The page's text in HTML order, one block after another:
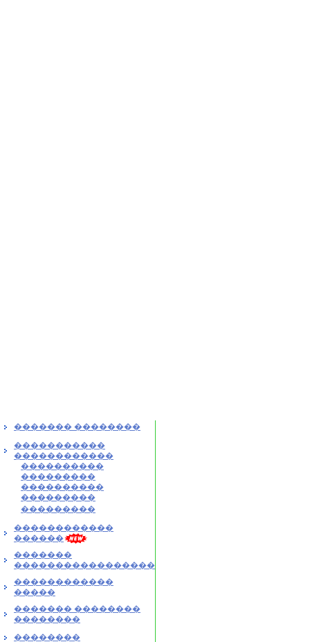
������� ��������
�����������
������������
����������
���������
����������
���������
���������
������������
������
�������
�����������������
������������
�����
������� ��������
��������
��������